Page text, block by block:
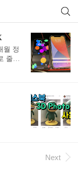
월 정
줄어
. 아
너
안
싸
좀
Next